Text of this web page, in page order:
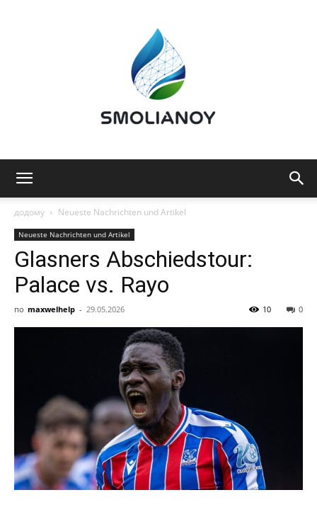
Technologie,
Intelligenz
und
додому Neueste Nachrichten und Artikel
Neueste Nachrichten und Artikel
Glasners Abschiedstour:
Palace vs. Rayo
по maxwelhelp - 29.05.2026 0
10